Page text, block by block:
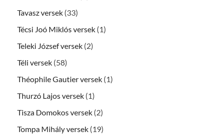
Tavasz versek (33)
Técsi Joó Miklós versek (1)
Teleki József versek (2)
Téli versek (58)
Théophile Gautier versek (1)
Thurzó Lajos versek (1)
Tisza Domokos versek (2)
Tompa Mihály versek (19)